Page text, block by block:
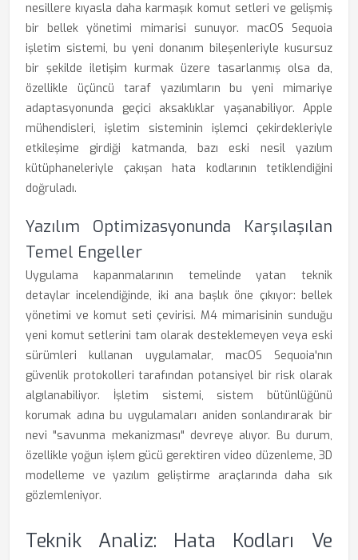
nesillere kıyasla daha karmaşık komut setleri ve gelişmiş
bir bellek yönetimi mimarisi sunuyor. macOS Sequoia
işletim sistemi, bu yeni donanım bileşenleriyle kusursuz
bir şekilde iletişim kurmak üzere tasarlanmış olsa da,
özellikle üçüncü taraf yazılımların bu yeni mimariye
adaptasyonunda geçici aksaklıklar yaşanabiliyor. Apple
mühendisleri, işletim sisteminin işlemci çekirdekleriyle
etkileşime girdiği katmanda, bazı eski nesil yazılım
kütüphaneleriyle çakışan hata kodlarının tetiklendiğini
doğruladı.
Yazılım Optimizasyonunda Karşılaşılan
Temel Engeller
Uygulama kapanmalarının temelinde yatan teknik
detaylar incelendiğinde, iki ana başlık öne çıkıyor: bellek
yönetimi ve komut seti çevirisi. M4 mimarisinin sunduğu
yeni komut setlerini tam olarak desteklemeyen veya eski
sürümleri kullanan uygulamalar, macOS Sequoia'nın
güvenlik protokolleri tarafından potansiyel bir risk olarak
algılanabiliyor. İşletim sistemi, sistem bütünlüğünü
korumak adına bu uygulamaları aniden sonlandırarak bir
nevi "savunma mekanizması" devreye alıyor. Bu durum,
özellikle yoğun işlem gücü gerektiren video düzenleme, 3D
modelleme ve yazılım geliştirme araçlarında daha sık
gözlemleniyor.
Teknik Analiz: Hata Kodları Ve